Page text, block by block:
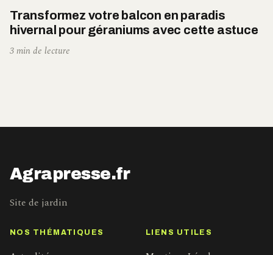
Transformez votre balcon en paradis
hivernal pour géraniums avec cette astuce
3 min de lecture
Agrapresse.fr
Site de jardin
NOS THÉMATIQUES LIENS UTILES